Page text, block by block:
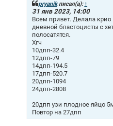
pryanikписал(а): ↑
31 янв 2023, 14:00
Всем привет. Делала
дневной бластоцисты с
полосатятся.
Хгч
10дпп-32.4
12дпп-79
14дпп-194.5
17дпп-520.7
20дпп-1094
24дпп-2808
20дпп узи плодное яйцо
Повтор на 27дпп